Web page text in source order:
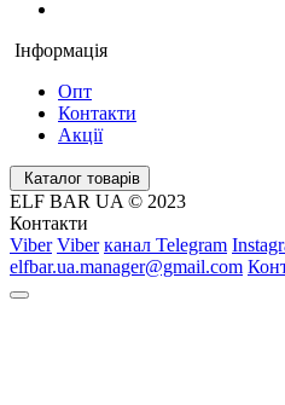
Інформація
Опт
Контакти
Акції
Каталог товарів
ELF BAR UA © 2023
Контакти
Viber Viber канал Telegram
elfbar.ua.manager@gmail.com